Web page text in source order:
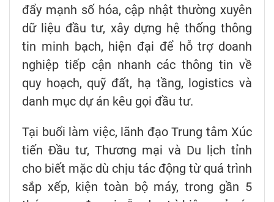
đẩy mạnh số hóa, cập nhật thường xuyên
dữ liệu đầu tư, xây dựng hệ thống thông
tin minh bạch, hiện đại để hỗ trợ doanh
nghiệp tiếp cận nhanh các thông tin về
quy hoạch, quỹ đất, hạ tầng, logistics và
danh mục dự án kêu gọi đầu tư.
Tại buổi làm việc, lãnh đạo Trung tâm Xúc
tiến Đầu tư, Thương mại và Du lịch tỉnh
cho biết mặc dù chịu tác động từ quá trình
sắp xếp, kiện toàn bộ máy, trong gần 5